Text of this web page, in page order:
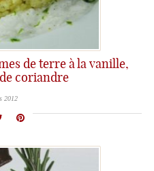
de terre à la vanille,
coriandre
2012